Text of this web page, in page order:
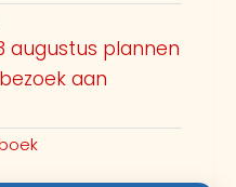
augustus plannen
aan